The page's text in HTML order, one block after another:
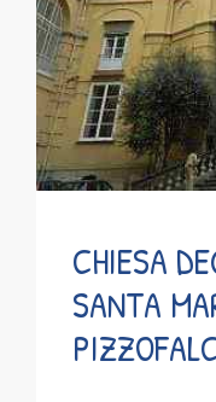
CHIESA
SANTA